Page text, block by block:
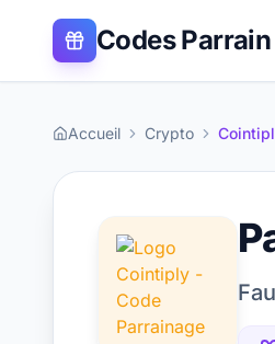
Codes Parrain
Accueil Crypto